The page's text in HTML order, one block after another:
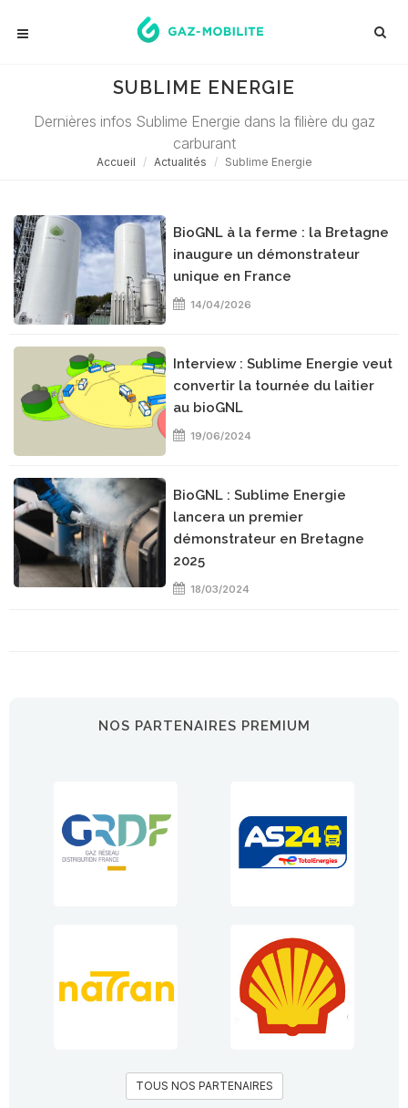
SUBLIME ENERGIE
Dernières infos Sublime Energie dans la filière du gaz
carburant
Accueil Actualités Sublime Energie
BioGNL à la ferme : la Bretagne
inaugure un démonstrateur
unique en France
14/04/2026
Interview : Sublime Energie veut
convertir la tournée du laitier
au bioGNL
19/06/2024
BioGNL : Sublime Energie
lancera un premier
démonstrateur en Bretagne
2025
18/03/2024
NOS PARTENAIRES PREMIUM
TOUS NOS PARTENAIRES